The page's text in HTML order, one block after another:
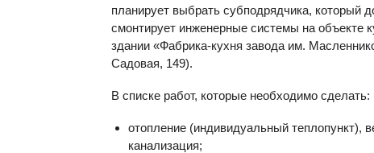
планирует выбрать субподрядчика, который
смонтирует инженерные системы на объекте
здании «Фабрика-кухня завода им.
Садовая, 149).
В списке работ, которые необходимо сделать:
отопление (индивидуальный теплопункт),
канализация;